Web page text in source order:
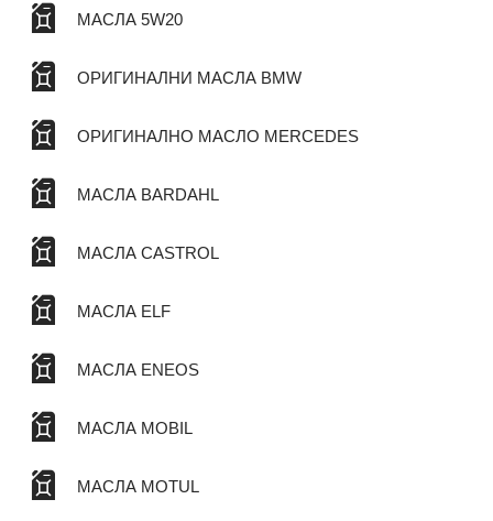
МАСЛА 5W20
ОРИГИНАЛНИ МАСЛА BMW
ОРИГИНАЛНО МАСЛО MERCEDES
МАСЛА BARDAHL
МАСЛА CASTROL
МАСЛА ELF
МАСЛА ENEOS
МАСЛА MOBIL
МАСЛА MOTUL